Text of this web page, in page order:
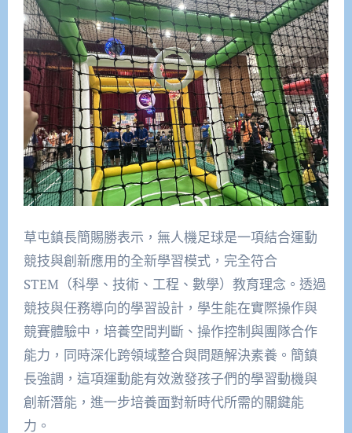
草屯鎮長簡賜勝表示，無人機足球是一項結合運動
競技與創新應用的全新學習模式，完全符合
STEM（科學、技術、工程、數學）教育理念。透過
競技與任務導向的學習設計，學生能在實際操作與
競賽體驗中，培養空間判斷、操作控制與團隊合作
能力，同時深化跨領域整合與問題解決素養。簡鎮
長強調，這項運動能有效激發孩子們的學習動機與
創新潛能，進一步培養面對新時代所需的關鍵能
力。